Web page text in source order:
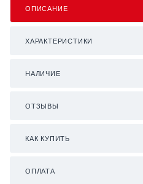
ОПИСАНИЕ
ХАРАКТЕРИСТИКИ
НАЛИЧИЕ
ОТЗЫВЫ
КАК КУПИТЬ
ОПЛАТА